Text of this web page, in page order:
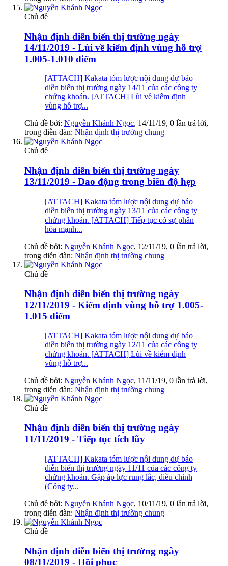
Chủ đề
Nhận định diễn biến thị trường ngày
14/11/2019 - Lùi về kiểm định vùng hỗ trợ
1.005-1.010 điểm
[ATTACH] Kakata tóm lược nội dung dự báo
diễn biến thị trường ngày 14/11 của các công ty
chứng khoán. [ATTACH] Lùi về kiểm định
vùng hỗ trợ...
Chủ đề bởi: Nguyễn Khánh Ngọc, 14/11/19, 0 lần trả lời,
trong diễn đàn: Nhận định thị trường chung
Chủ đề
Nhận định diễn biến thị trường ngày
13/11/2019 - Dao động trong biên độ hẹp
[ATTACH] Kakata tóm lược nội dung dự báo
diễn biến thị trường ngày 13/11 của các công ty
chứng khoán. [ATTACH] Tiếp tục có sự phân
hóa mạnh...
Chủ đề bởi: Nguyễn Khánh Ngọc, 12/11/19, 0 lần trả lời,
trong diễn đàn: Nhận định thị trường chung
Chủ đề
Nhận định diễn biến thị trường ngày
12/11/2019 - Kiểm định vùng hỗ trợ 1.005-
1.015 điểm
[ATTACH] Kakata tóm lược nội dung dự báo
diễn biến thị trường ngày 12/11 của các công ty
chứng khoán. [ATTACH] Lùi về kiểm định
vùng hỗ trợ...
Chủ đề bởi: Nguyễn Khánh Ngọc, 11/11/19, 0 lần trả lời,
trong diễn đàn: Nhận định thị trường chung
Chủ đề
Nhận định diễn biến thị trường ngày
11/11/2019 - Tiếp tục tích lũy
[ATTACH] Kakata tóm lược nội dung dự báo
diễn biến thị trường ngày 11/11 của các công ty
chứng khoán. Gặp áp lực rung lắc, điều chỉnh
(Công ty...
Chủ đề bởi: Nguyễn Khánh Ngọc, 10/11/19, 0 lần trả lời,
trong diễn đàn: Nhận định thị trường chung
Chủ đề
Nhận định diễn biến thị trường ngày
08/11/2019 - Hồi phục